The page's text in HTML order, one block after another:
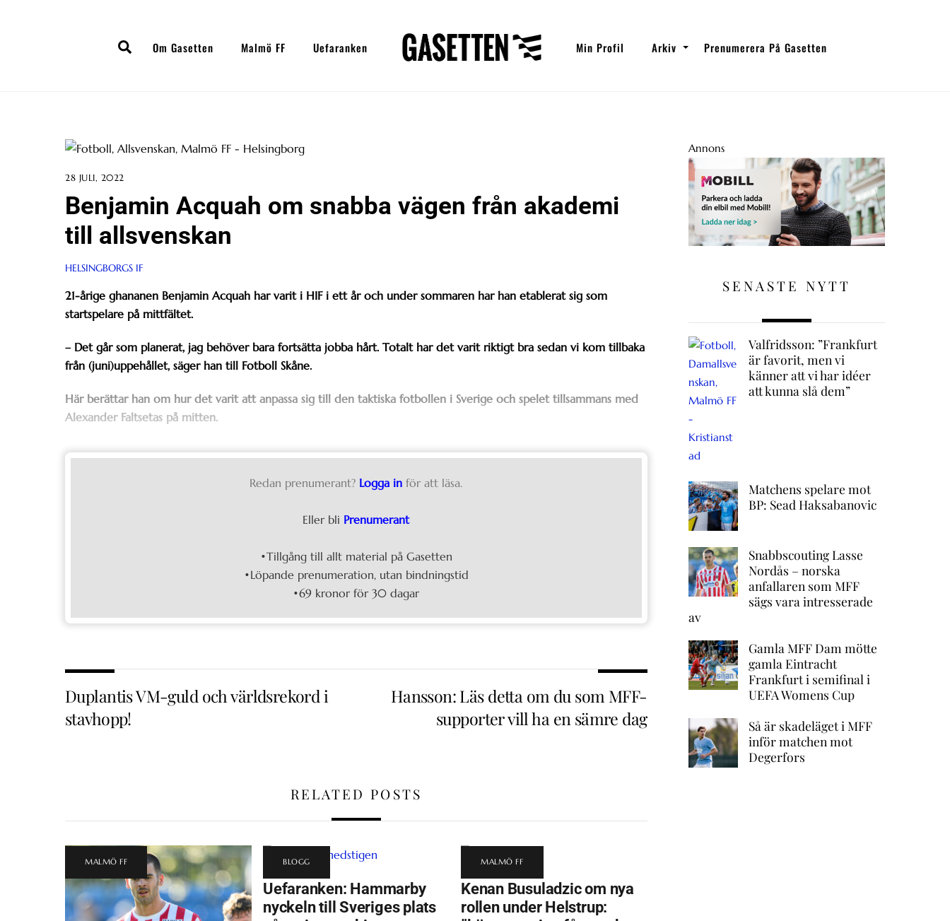
SearchOm Gasetten Malmö FF Uefaranken Min Profil Arkiv Prenumerera På Gasetten
28 JULI, 2022
Benjamin Acquah om snabba vägen från akademi
till allsvenskan
HELSINGBORGS IF
21-årige ghananen Benjamin Acquah har varit i HIF i ett år och under sommaren har han etablerat sig som
startspelare på mittfältet.
– Det går som planerat, jag behöver bara fortsätta jobba hårt. Totalt har det varit riktigt bra sedan vi kom tillbaka
från (juni)uppehållet, säger han till Fotboll Skåne.
Här berättar han om hur det varit att anpassa sig till den taktiska fotbollen i Sverige och spelet tillsammans med
Alexander Faltsetas på mitten.
Redan prenumerant? Logga in för att läsa.
Eller bli Prenumerant
•Tillgång till allt material på Gasetten
•Löpande prenumeration, utan bindningstid
•69 kronor för 30 dagar
Duplantis VM-guld och världsrekord i
stavhopp!
Hansson: Läs detta om du som MFF-
supporter vill ha en sämre dag
RELATED POSTS
MALMÖ FF BLOGG
Uefaranken: Hammarby
nyckeln till Sveriges plats
MALMÖ FF
Kenan Busuladzic om nya
rollen under Helstrup:
Annons
SENASTE NYTT
Valfridsson: ”Frankfurt
är favorit, men vi
känner att vi har idéer
att kunna slå dem”
Matchens spelare mot
BP: Sead Haksabanovic
Snabbscouting Lasse
Nordås – norska
anfallaren som MFF
sägs vara intresserade
av
Gamla MFF Dam mötte
gamla Eintracht
Frankfurt i semifinal i
UEFA Womens Cup
Så är skadeläget i MFF
inför matchen mot
Degerfors